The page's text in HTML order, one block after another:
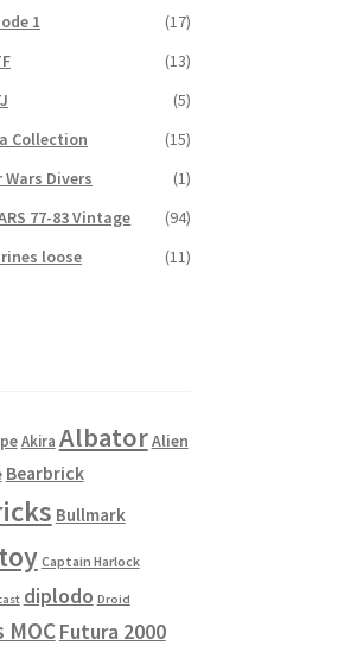
1
(17)
(13)
(5)
Collection
(15)
Wars Divers
(1)
77-83 Vintage
(94)
loose
(11)
Akira AlbatorAlien
Bearbrick
Bullmark
Captain Harlock
diplodo Droid
Futura 2000